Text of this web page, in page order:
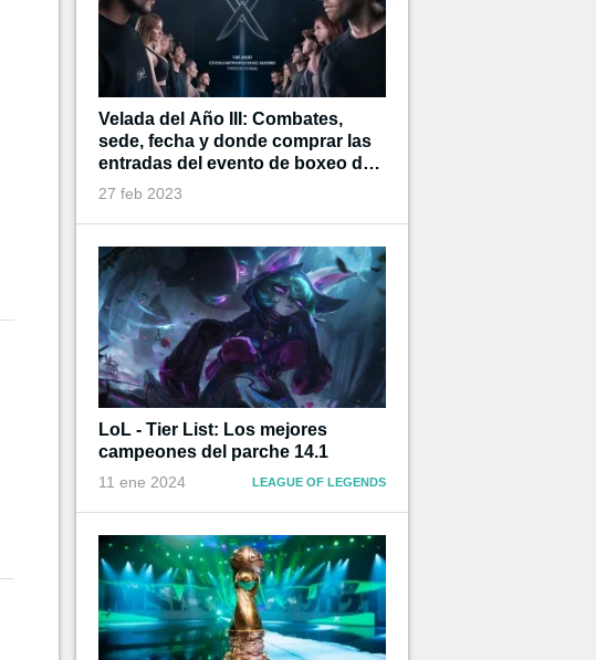
Velada del Año III: Combates,
sede, fecha y donde comprar las
entradas del evento de boxeo de
Ibai
27 feb 2023
LoL - Tier List: Los mejores
campeones del parche 14.1
11 ene 2024 LEAGUE OF LEGENDS